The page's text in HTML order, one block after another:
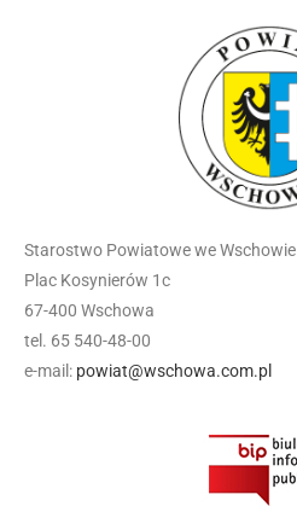
Starostwo Powiatowe we Wschowie
Plac Kosynierów 1c
67-400 Wschowa
tel. 65 540-48-00
e-mail: powiat@wschowa.com.pl